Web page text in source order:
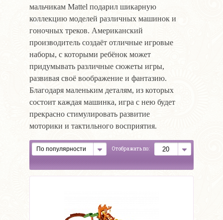
мальчикам Mattel подарил шикарную
коллекцию моделей различных машинок и
гоночных треков. Американский
производитель создаёт отличные игровые
наборы, с которыми ребёнок может
придумывать различные сюжеты игры,
развивая своё воображение и фантазию.
Благодаря маленьким деталям, из которых
состоит каждая машинка, игра с нею будет
прекрасно стимулировать развитие
моторики и тактильного восприятия.
Отображать по: